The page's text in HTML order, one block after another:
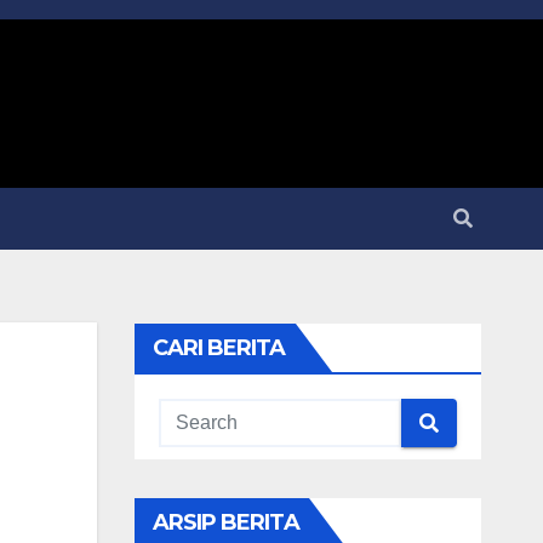
CARI BERITA
ARSIP BERITA